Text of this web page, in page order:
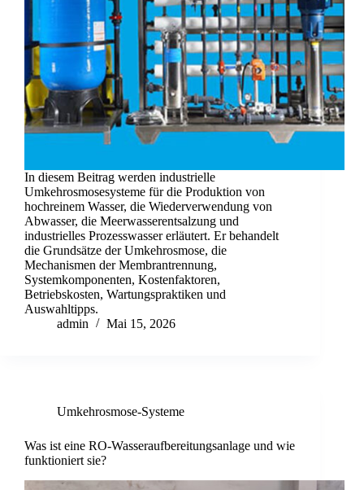
In diesem Beitrag werden industrielle
Umkehrosmosesysteme für die Produktion von
hochreinem Wasser, die Wiederverwendung von
Abwasser, die Meerwasserentsalzung und
industrielles Prozesswasser erläutert. Er behandelt
die Grundsätze der Umkehrosmose, die
Mechanismen der Membrantrennung,
Systemkomponenten, Kostenfaktoren,
Betriebskosten, Wartungspraktiken und
Auswahltipps.
admin
Mai 15, 2026
Umkehrosmose-Systeme
Was ist eine RO-Wasseraufbereitungsanlage und wie
funktioniert sie?